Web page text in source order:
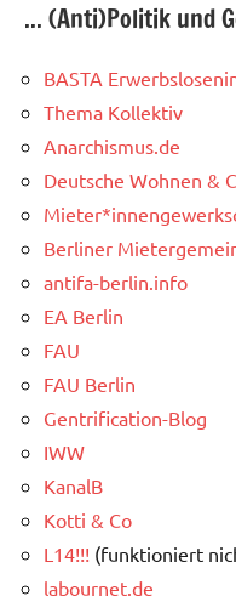
... (Anti)Politik und
BASTA
Thema Kollektiv
Anarchismus.de
Deutsche Wohnen &
Berliner
antifa-berlin.info
EA Berlin
FAU
FAU Berlin
Gentrification-Blog
IWW
KanalB
Kotti & Co
L14!!! (funktioniert
labournet.de